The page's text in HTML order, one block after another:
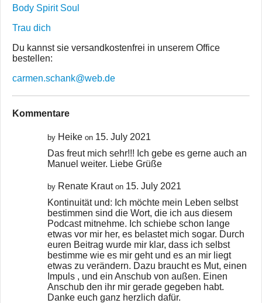
Body Spirit Soul
Trau dich
Du kannst sie versandkostenfrei in unserem Office
bestellen:
carmen.schank@web.de
Kommentare
by Heike on 15. July 2021
Das freut mich sehr!!! Ich gebe es gerne auch an
Manuel weiter. Liebe Grüße
by Renate Kraut on 15. July 2021
Kontinuität und: Ich möchte mein Leben selbst
bestimmen sind die Wort, die ich aus diesem
Podcast mitnehme. Ich schiebe schon lange
etwas vor mir her, es belastet mich sogar. Durch
euren Beitrag wurde mir klar, dass ich selbst
bestimme wie es mir geht und es an mir liegt
etwas zu verändern. Dazu braucht es Mut, einen
Impuls , und ein Anschub von außen. Einen
Anschub den ihr mir gerade gegeben habt.
Danke euch ganz herzlich dafür.